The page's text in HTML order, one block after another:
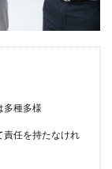
多種多様
責任を持たなけれ